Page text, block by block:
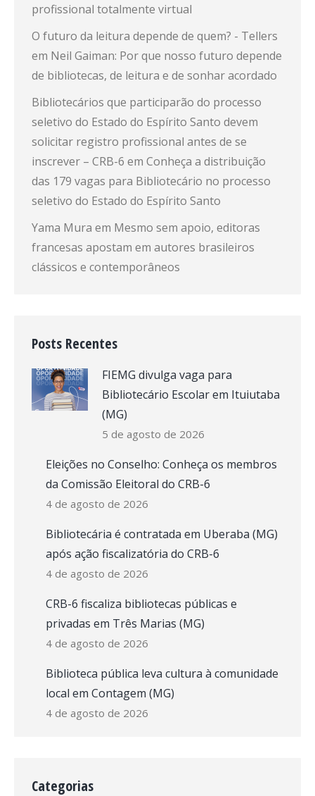
profissional totalmente virtual
O futuro da leitura depende de quem? - Tellers
em Neil Gaiman: Por que nosso futuro depende
de bibliotecas, de leitura e de sonhar acordado
Bibliotecários que participarão do processo
seletivo do Estado do Espírito Santo devem
solicitar registro profissional antes de se
inscrever – CRB-6 em Conheça a distribuição
das 179 vagas para Bibliotecário no processo
seletivo do Estado do Espírito Santo
Yama Mura em Mesmo sem apoio, editoras
francesas apostam em autores brasileiros
clássicos e contemporâneos
Posts Recentes
FIEMG divulga vaga para
Bibliotecário Escolar em Ituiutaba
(MG)
5 de agosto de 2026
Eleições no Conselho: Conheça os membros
da Comissão Eleitoral do CRB-6
4 de agosto de 2026
Bibliotecária é contratada em Uberaba (MG)
após ação fiscalizatória do CRB-6
4 de agosto de 2026
CRB-6 fiscaliza bibliotecas públicas e
privadas em Três Marias (MG)
4 de agosto de 2026
Biblioteca pública leva cultura à comunidade
local em Contagem (MG)
4 de agosto de 2026
Categorias